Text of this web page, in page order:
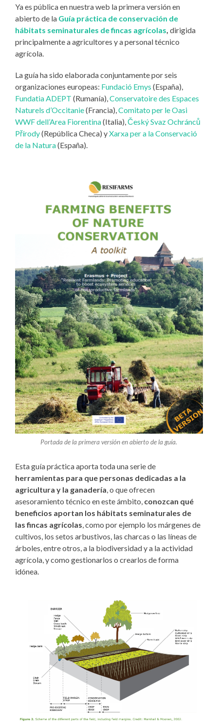
Ya es pública en nuestra web la primera versión en
abierto de la Guía práctica de conservación de
hábitats seminaturales de fincas agrícolas, dirigida
principalmente a agricultores y a personal técnico
agrícola.
La guía ha sido elaborada conjuntamente por seis
organizaciones europeas: Fundació Emys (España),
Fundatia ADEPT (Rumanía),Conservatoire des Espaces
Naturels d’Occitanie(Francia),Comitato per le Oasi
WWF dell’Area Fiorentina(Italia),Český Svaz Ochránců
Přírody(República Checa) yXarxa per a la Conservació
de la Natura(España).
Portada de la primera versión en abierto de la guía.
Esta guía práctica aporta toda una serie de
herramientas para que personas dedicadas a la
agricultura y la ganadería, o que ofrecen
asesoramiento técnico en este ámbito, conozcan qué
beneficios aportan los hábitats seminaturales de
las fincas agrícolas, como por ejemplo los márgenes de
cultivos, los setos arbustivos, las charcas o las líneas de
árboles, entre otros, a la biodiversidad y a la actividad
agrícola, y como gestionarlos o crearlos de forma
idónea.